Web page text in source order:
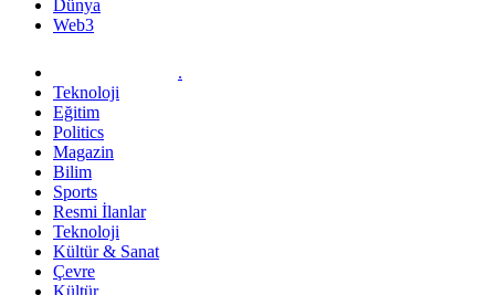
Dünya
Web3
.
Teknoloji
Eğitim
Politics
Magazin
Bilim
Sports
Resmi İlanlar
Teknoloji
Kültür & Sanat
Çevre
Kültür